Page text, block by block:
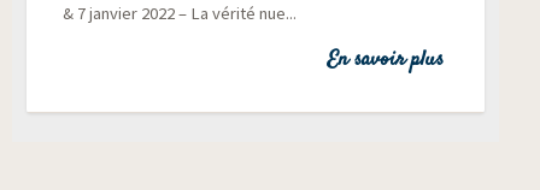
& 7 jan­vier 2022 – La véri­té nue...
En savoir plus